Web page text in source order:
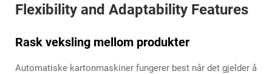
Flexibility and Adaptability Features
Rask veksling mellom produkter
Automatiske kartonmaskiner fungerer best når det gjelder å